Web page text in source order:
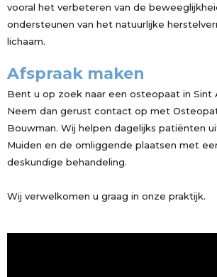
vooral het verbeteren van de
ondersteunen van het natuurlijke
lichaam.
Afspraak maken
Bent u op zoek naar een osteopaat in Sint
Neem dan gerust contact op met
Bouwman. Wij helpen dagelijks patiënten
Muiden en de omliggende plaatsen met
deskundige behandeling.
Wij verwelkomen u graag in onze praktijk.